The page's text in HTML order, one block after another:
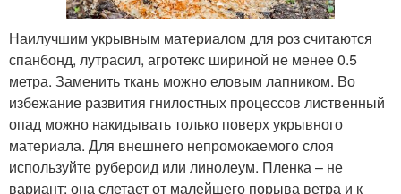
Наилучшим укрывным материалом для роз считаются
спанбонд, лутрасил, агротекс шириной не менее 0.5
метра. Заменить ткань можно еловым лапником. Во
избежание развития гнилостных процессов лиственный
опад можно накидывать только поверх укрывного
материала. Для внешнего непромокаемого слоя
используйте рубероид или линолеум. Пленка – не
вариант: она слетает от малейшего порыва ветра и к